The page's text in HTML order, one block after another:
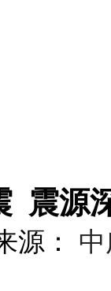
震源
源：